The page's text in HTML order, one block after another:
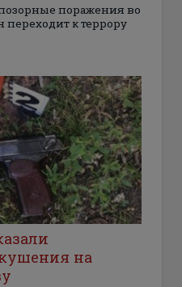
поражения во
к террору
на